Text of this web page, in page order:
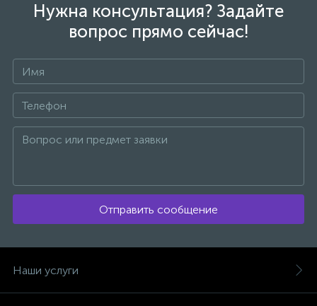
Нужна консультация? Задайте
вопрос прямо сейчас!
Отправить сообщение
Наши услуги